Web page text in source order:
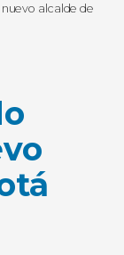
alcalde de